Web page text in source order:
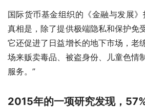
国际货币基金组织的《金融与发展
真相是，除了提供极端隐私和保护免
它还促进了日益增长的地下市场，老
场来贩卖毒品、被盗身份、儿童色情
服务。”
2015年的一项研究发现，